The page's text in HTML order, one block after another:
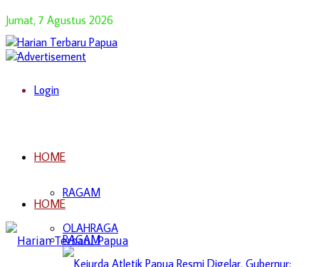
Jumat, 7 Agustus 2026
Login
HOME
RAGAM
OLAHRAGA
HOME
RAGAM